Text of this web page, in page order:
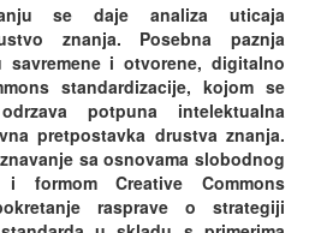
se daje analiza uticaja
znanja. Posebna paznja
savremene i otvorene, digitalno
standardizacije, kojom se
potpuna intelektualna
pretpostavka drustva znanja.
sa osnovama slobodnog
formom Creative Commons
rasprave o strategiji